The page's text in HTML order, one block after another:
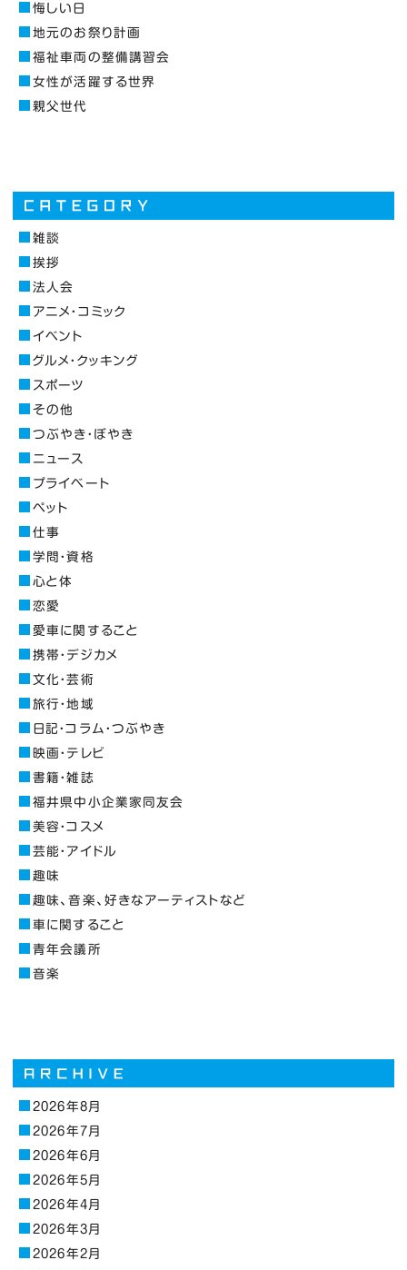
悔しい日
地元のお祭り計画
福祉車両の整備講習会
女性が活躍する世界
親父世代
雑談
挨拶
法人会
アニメ・コミック
イベント
グルメ・クッキング
スポーツ
その他
つぶやき・ぼやき
ニュース
プライベート
ペット
仕事
学問・資格
心と体
恋愛
愛車に関すること
携帯・デジカメ
文化・芸術
旅行・地域
日記・コラム・つぶやき
映画・テレビ
書籍・雑誌
福井県中小企業家同友会
美容・コスメ
芸能・アイドル
趣味
趣味、音楽、好きなアーティストなど
車に関すること
青年会議所
音楽
2026年8月
2026年7月
2026年6月
2026年5月
2026年4月
2026年3月
2026年2月